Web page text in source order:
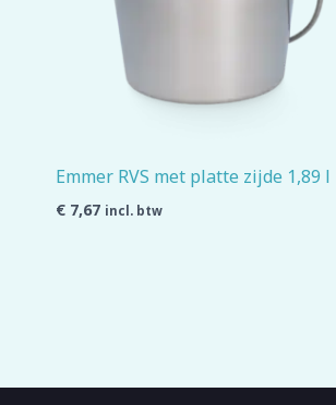
Emmer RVS met platte zijde 1,89 l
€ 7,67 incl. btw